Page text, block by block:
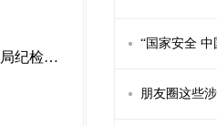
市纪委派驻市商务局纪检组举报网站
“国家安全
朋友圈这些